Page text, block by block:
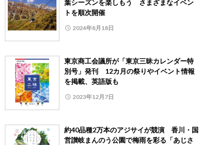
葉シーズンを楽しもう さまざまなイベン
トを順次開催
2024年8月18日
東京商工会議所が「東京三昧カレンダー特
別号」発刊 12カ月の祭りやイベント情報
を掲載、英語版も
2023年12月7日
約40品種2万本のアジサイが競演 香川・国
営讃岐まんのう公園で梅雨を彩る「あじさ